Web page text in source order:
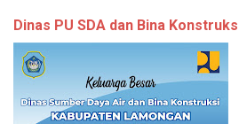
Dinas PU SDA dan Bina